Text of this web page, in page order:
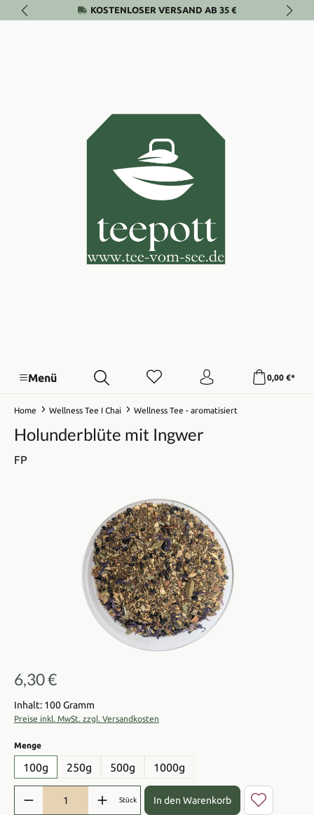
Zum Hauptinhalt springenKOSTENLOSER VERSAND AB 35 €
Menü 0,00 €*
Home Wellness Tee I Chai Wellness Tee - aromatisiert
Holunderblüte mit Ingwer
FP
Bildergalerie überspringen
Regulärer Preis:
6,30 €
Inhalt: 100 Gramm
Preise inkl. MwSt. zzgl. Versandkosten
Mengeauswählen
100g 250g 500g 1000g
Produkt Anzahl: Gib den gewünschten Wert ein oder benutze die
Stück In den Warenkorb